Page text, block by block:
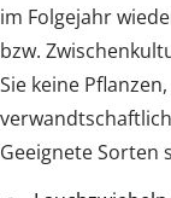
im Folgejahr
bzw.
Sie keine
Geeignete Sorten